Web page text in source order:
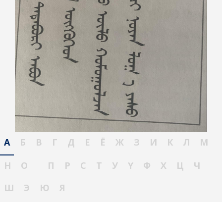
А Б В Г Д Е Ё Ж З И К Л
М
Н
О П Р С Т У Ү Ф Х Ц
Ч
Ш
Э Ю Я